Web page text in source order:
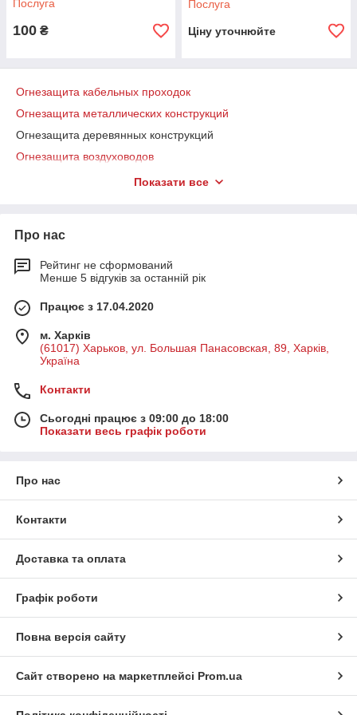
різноманітний. Ми вибираємо для вас високопробні
пожежні ризики до нуля!
Послуга
100 ₴
Послуга
Ціну уточнюйте
Огнезащита кабельных проходок
Огнезащита металлических конструкций
Огнезащита деревянных конструкций
Огнезащита воздуховодов
Обслуживание систем пожаротушения
Продажа огнезащитных материалов для древесины
Огнезащита чердачных конструкций
Огнезащита кровли
Продажа огнезащитных материалов для металла
Продажа огнезащитной краски для воздховодов
Огнезащита кабелей
Огнезащита строительных конструкций
Обслуживание систем дымоудаления
Монтаж противопожарных сигнализаций
Монтаж систем водяного пожаротушения
Монтаж систем пожаротушения
Монтаж системи газового пожежогасіння
Показати все
Про нас
Рейтинг не сформований
Менше 5 відгуків за останній рік
Працює з 17.04.2020
м. Харків
(61017) Харьков, ул. Большая Панасовская, 89, Харків,
Україна
Контакти
Сьогодні працює з 09:00 до 18:00
Показати весь графік роботи
Про нас
Контакти
Доставка та оплата
Графік роботи
Повна версія сайту
Сайт створено на маркетплейсі Prom.ua